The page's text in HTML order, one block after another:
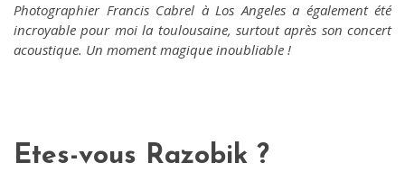
Photographier Francis Cabrel à Los Angeles a également été
incroyable pour moi la toulousaine, surtoutaprès son concert
acoustique. Un moment magique inoubliable !
Etes-vous Razobik ?